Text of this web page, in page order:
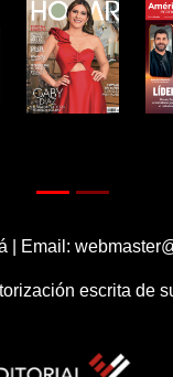
| Email:
escrita de